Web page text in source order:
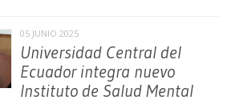
05 JUNIO 2025
Universidad Central del
Ecuador integra nuevo
Instituto de Salud Mental